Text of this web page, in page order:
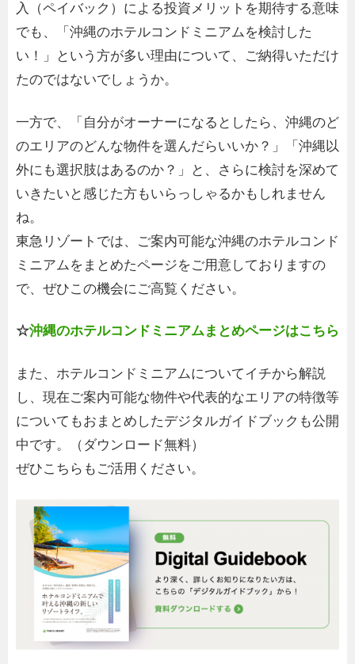
入（ペイバック）による投資メリットを期待する意味
でも、「沖縄のホテルコンドミニアムを検討した
い！」という方が多い理由について、ご納得いただけ
たのではないでしょうか。
一方で、「自分がオーナーになるとしたら、沖縄のど
のエリアのどんな物件を選んだらいいか？」「沖縄以
外にも選択肢はあるのか？」と、さらに検討を深めて
いきたいと感じた方もいらっしゃるかもしれません
ね。
東急リゾートでは、ご案内可能な沖縄のホテルコンド
ミニアムをまとめたページをご用意しておりますの
で、ぜひこの機会にご高覧ください。
☆沖縄のホテルコンドミニアムまとめページはこちら
また、ホテルコンドミニアムについてイチから解説
し、現在ご案内可能な物件や代表的なエリアの特徴等
についてもおまとめしたデジタルガイドブックも公開
中です。（ダウンロード無料）
ぜひこちらもご活用ください。